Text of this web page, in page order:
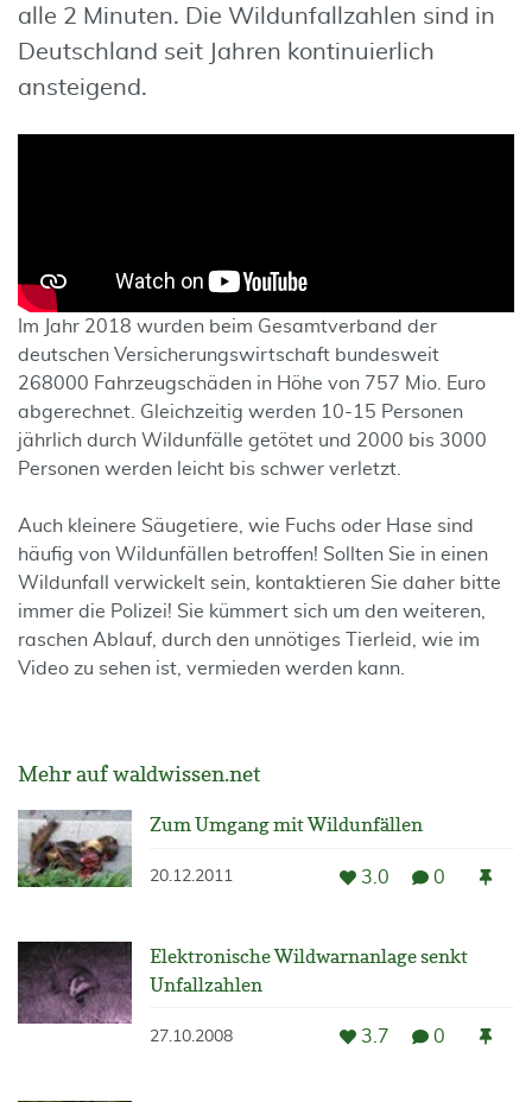
alle 2 Minuten. Die Wildunfallzahlen sind in
Deutschland seit Jahren kontinuierlich
ansteigend.
Im Jahr 2018 wurden beim Gesamtverband der
deutschen Versicherungswirtschaft bundesweit
268000 Fahrzeugschäden in Höhe von 757 Mio. Euro
abgerechnet. Gleichzeitig werden 10-15 Personen
jährlich durch Wildunfälle getötet und 2000 bis 3000
Personen werden leicht bis schwer verletzt.
Auch kleinere Säugetiere, wie Fuchs oder Hase sind
häufig von Wildunfällen betroffen! Sollten Sie in einen
Wildunfall verwickelt sein, kontaktieren Sie daher bitte
immer die Polizei! Sie kümmert sich um den weiteren,
raschen Ablauf, durch den unnötiges Tierleid, wie im
Video zu sehen ist, vermieden werden kann.
Mehr auf waldwissen.net
Zum Umgang mit Wildunfällen
20.12.2011 3.0 0
Elektronische Wildwarnanlage senkt
Unfallzahlen
27.10.2008 3.7 0